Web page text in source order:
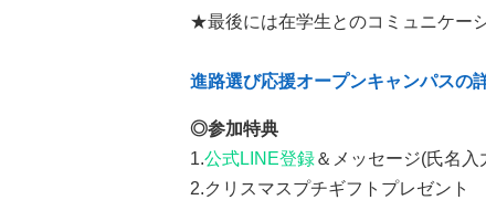
★最後には在学生とのコミュニケー
進路選び応援オープンキャンパスの
◎参加特典
1.公式LINE登録＆メッセージ(氏名
2.クリスマスプチギフトプレゼント